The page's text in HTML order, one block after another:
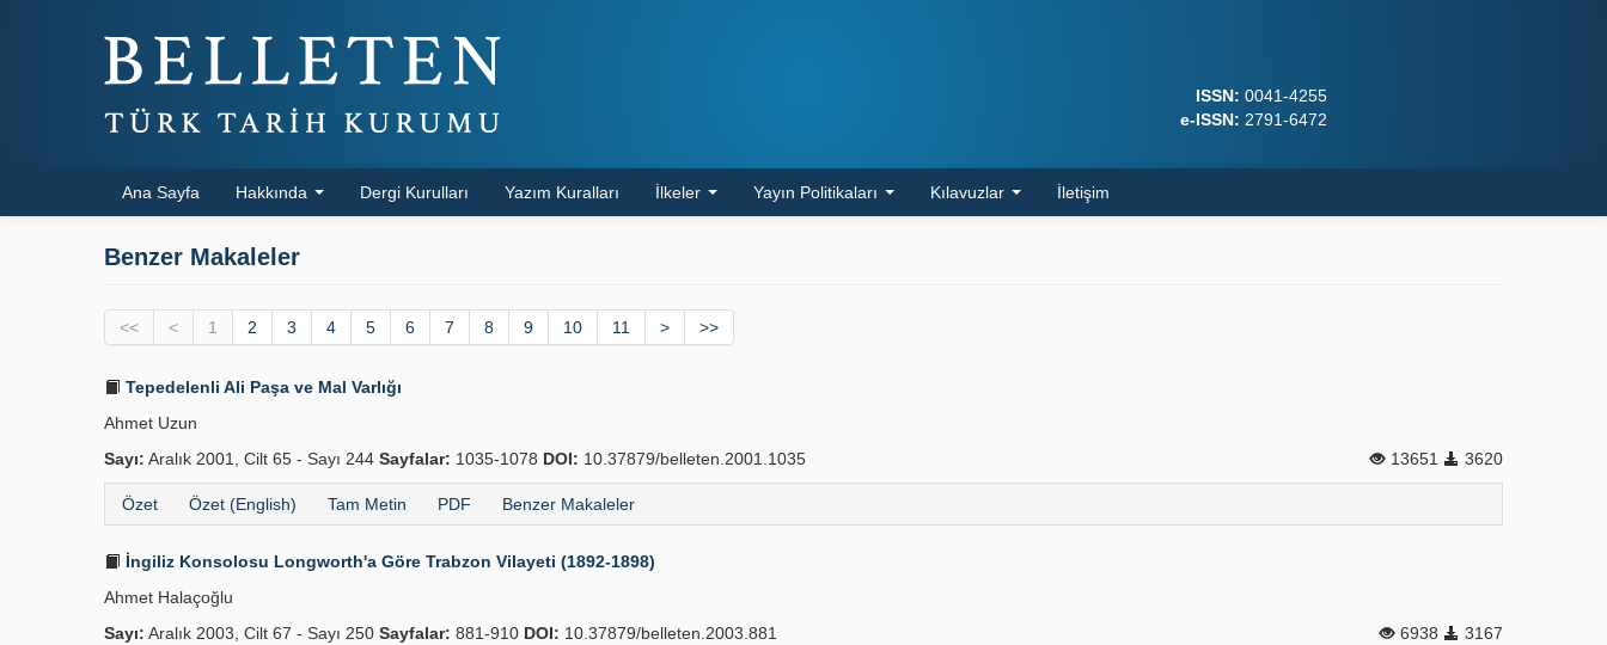
ISSN: 0041-4255
e-ISSN: 2791-6472
Ana Sayfa Hakkında Dergi Kurulları Yazım Kuralları İlkeler Yayın Politikaları Kılavuzlar İletişim
Benzer Makaleler
<< < 1 2 3 4 5 6 7 8 9 10 11 > >>
Tepedelenli Ali Paşa ve Mal Varlığı
Ahmet Uzun
Sayı: Aralık 2001, Cilt 65 - Sayı 244 Sayfalar: 1035-1078 DOI: 10.37879/belleten.2001.1035 13651 3620
Özet Özet (English) Tam Metin PDF Benzer Makaleler
İngiliz Konsolosu Longworth'a Göre Trabzon Vilayeti (1892-1898)
Ahmet Halaçoğlu
Sayı: Aralık 2003, Cilt 67 - Sayı 250 Sayfalar: 881-910 DOI: 10.37879/belleten.2003.881 6938 3167